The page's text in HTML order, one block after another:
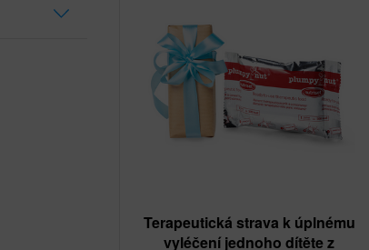
Terapeutická strava k úplnému
vyléčení jednoho dítěte z